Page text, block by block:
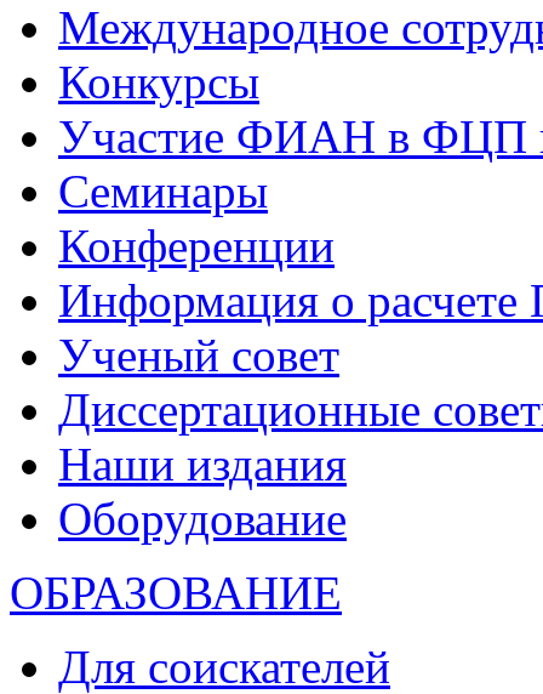
Международное
Конкурсы
Участие ФИАН в ФЦП
Семинары
Конференции
Информация о
Ученый совет
Диссертационные
Наши издания
Оборудование
ОБРАЗОВАНИЕ
Для соискателей